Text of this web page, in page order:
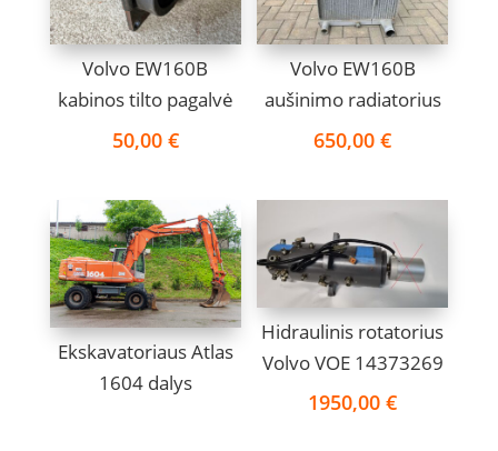
Volvo EW160B
kabinos tilto pagalvė
50,00 €
Volvo EW160B
aušinimo radiatorius
650,00€
Ekskavatoriaus Atlas
1604 dalys
Hidraulinis rotatorius
Volvo VOE 14373269
1950,00€